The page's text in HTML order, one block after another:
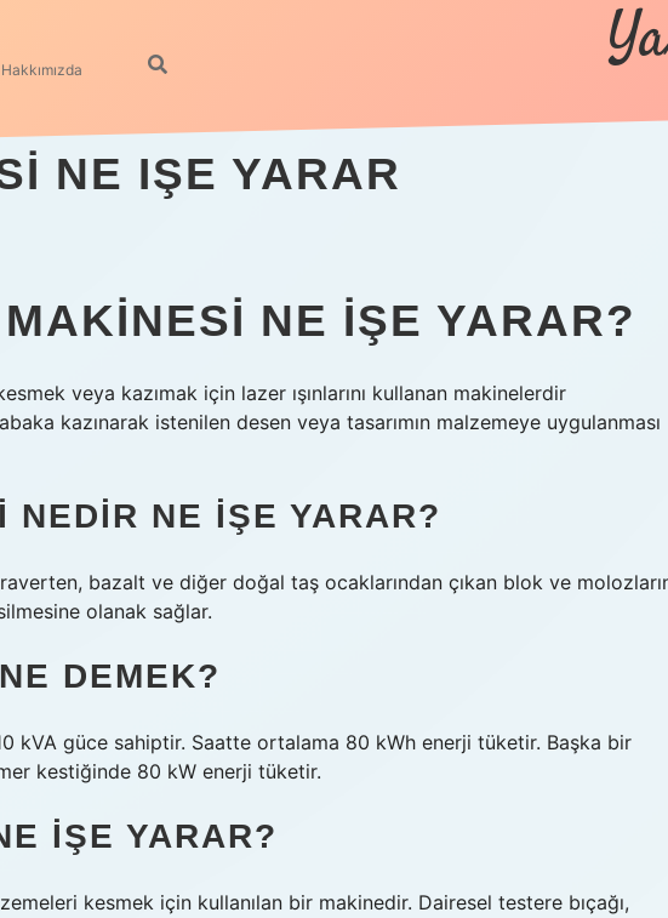
Hakkımızda
NE IŞE YARAR
NE IŞE YARAR?
veya kazımak için lazer ışınlarını kullanan makinelerdir
kazınarak istenilen desen veya tasarımın malzemeye uygulanması
NEDIR NE IŞE YARAR?
bazalt ve diğer doğal taş ocaklarından çıkan blok ve
olanak sağlar.
DEMEK?
kVA güce sahiptir. Saatte ortalama 80 kWh enerji tüketir. Başka bir
kestiğinde 80 kW enerji tüketir.
IŞE YARAR?
kesmek için kullanılan bir makinedir. Dairesel testere bıçağı,